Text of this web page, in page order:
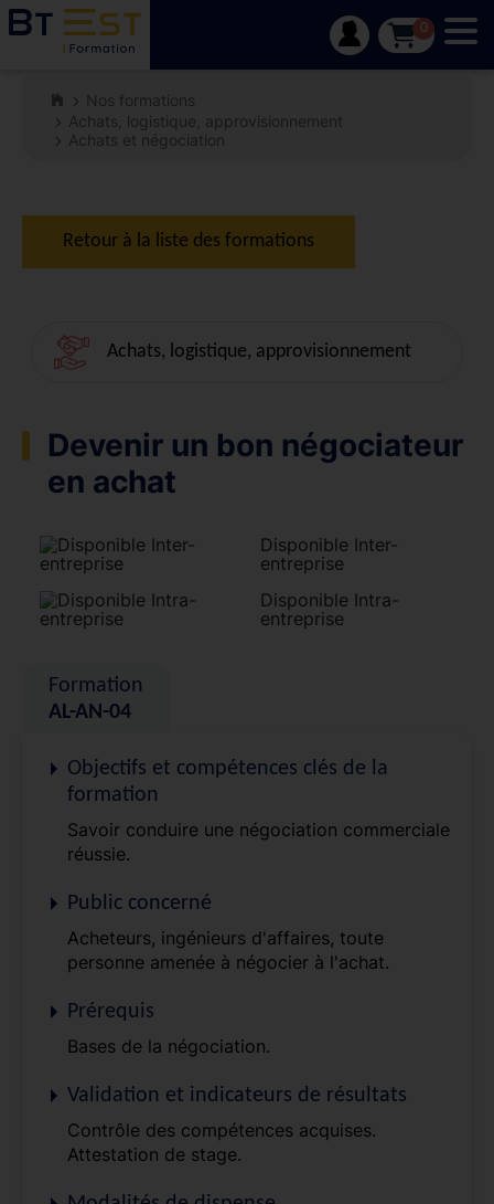
0
Nos formations
Achats, logistique, approvisionnement
Achats et négociation
Retour à la liste des formations
Achats, logistique, approvisionnement
Devenir un bon négociateur
en achat
Disponible Inter-
entreprise
Disponible Intra-
entreprise
Formation
AL-AN-04
Objectifs et compétences clés de la
formation
Savoir conduire une négociation commerciale
réussie.
Public concerné
Acheteurs, ingénieurs d'affaires, toute
personne amenée à négocier à l'achat.
Prérequis
Bases de la négociation.
Validation et indicateurs de résultats
Contrôle des compétences acquises.
Attestation de stage.